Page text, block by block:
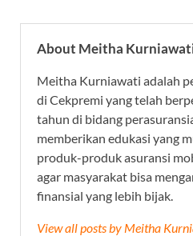
About Meitha
Meitha Kurniawati adalah
di Cekpremi yang telah
tahun di bidang
memberikan edukasi yang
produk-produk asuransi
agar masyarakat bisa
finansial yang lebih bijak.
View all posts by Meitha